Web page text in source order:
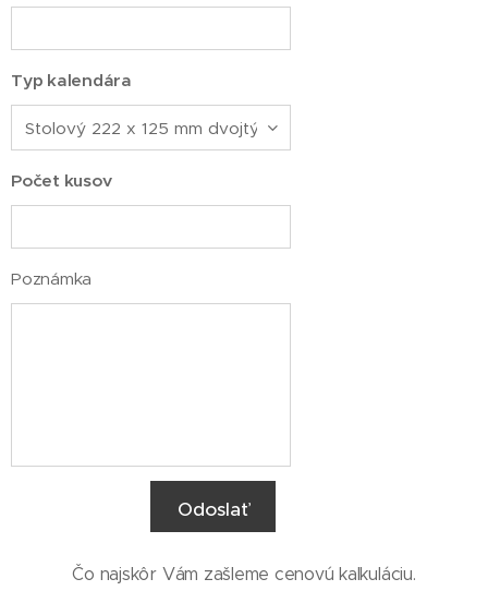
Typ kalendára
Počet kusov
Poznámka
Odoslať
Čo najskôr Vám zašleme cenovú kalkuláciu.